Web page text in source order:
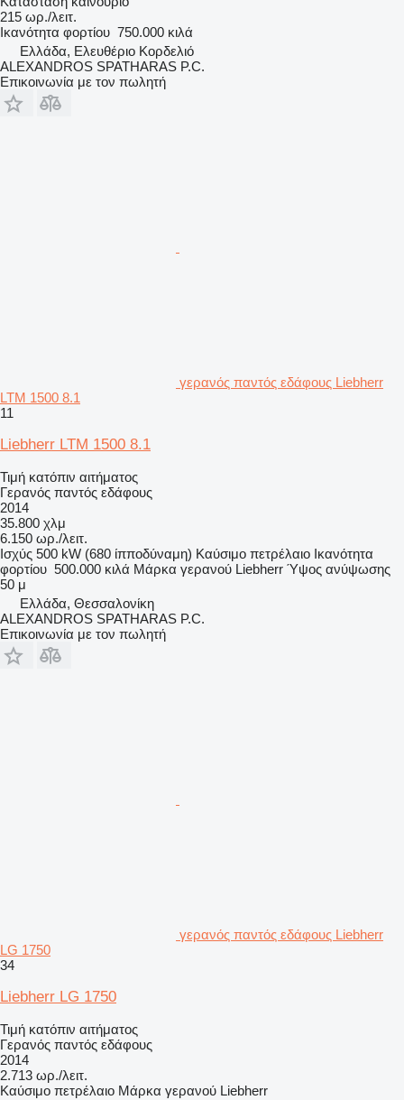
215 ωρ./λειτ.
Ικανότητα φορτίου 750.000 κιλά
Ελλάδα, Ελευθέριο Κορδελιό
ALEXANDROS SPATHARAS P.C.
Επικοινωνία με τον πωλητή
γερανός παντός εδάφους Liebherr
LTM 1500 8.1
11
Liebherr LTM 1500 8.1
Τιμή κατόπιν αιτήματος
Γερανός παντός εδάφους
2014
35.800 χλμ
6.150 ωρ./λειτ.
Ισχύς 500 kW (680 ίπποδύναμη) Καύσιμο πετρέλαιο Ικανότητα
φορτίου 500.000 κιλά Μάρκα γερανού Liebherr Ύψος ανύψωσης
50 μ
Ελλάδα, Θεσσαλονίκη
ALEXANDROS SPATHARAS P.C.
Επικοινωνία με τον πωλητή
γερανός παντός εδάφους Liebherr
LG 1750
34
Liebherr LG 1750
Τιμή κατόπιν αιτήματος
Γερανός παντός εδάφους
2014
2.713 ωρ./λειτ.
Καύσιμο πετρέλαιο Μάρκα γερανού Liebherr